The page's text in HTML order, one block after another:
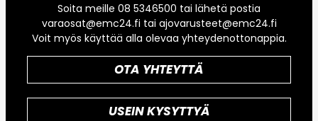
Soita meille 08 5346500 tai lähetä postia
varaosat@emc24.fi tai ajovarusteet@emc24.fi
Voit myös käyttää alla olevaa yhteydenottonappia.
OTA YHTEYTTÄ
USEIN KYSYTTYÄ